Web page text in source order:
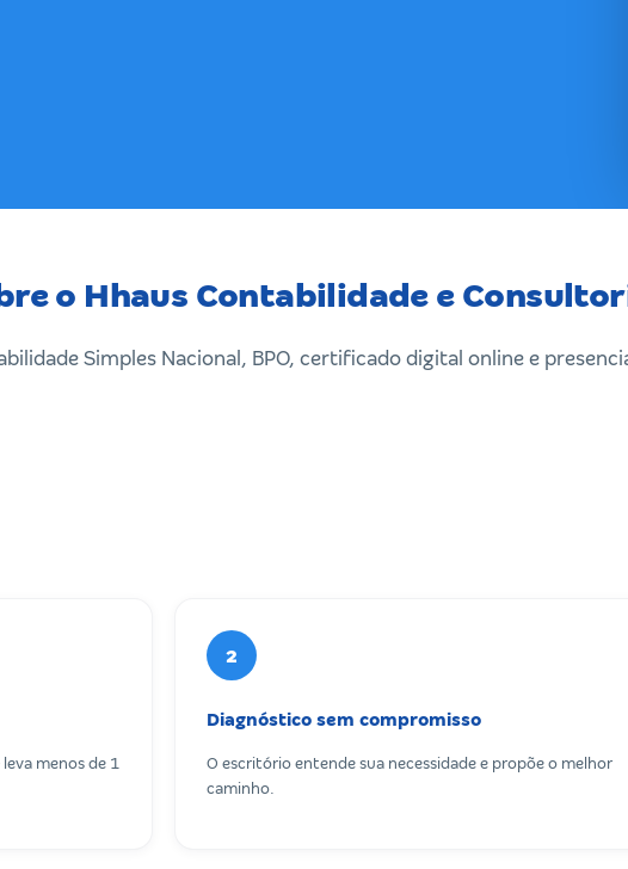
o Hhaus Contabilidade e
Simples Nacional, BPO, certificado digital online e
menos de 1
2
Diagnóstico sem compromisso
O escritório entende sua necessidade e propõe o melhor
caminho.